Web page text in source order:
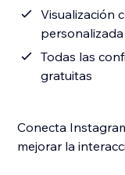
Visualización
personalizada
Todas las
gratuitas
Conecta
mejorar la